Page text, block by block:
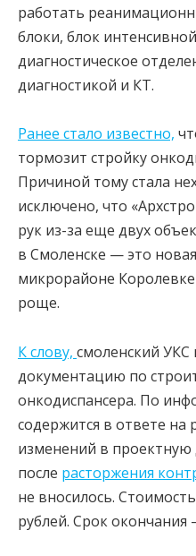
работать
блоки, блок
диагностическое
диагностикой и КТ.
Ранее стало известно,
тормозит стройку
Причиной тому стала
исключено, что
рук из-за еще двух
в Смоленске — это
микрорайоне
роще.
К слову, смоленский
документацию по
онкодиспансера. По
содержится в ответе на
изменений в
после расторжения
не вносилось.
рублей. Срок окончания